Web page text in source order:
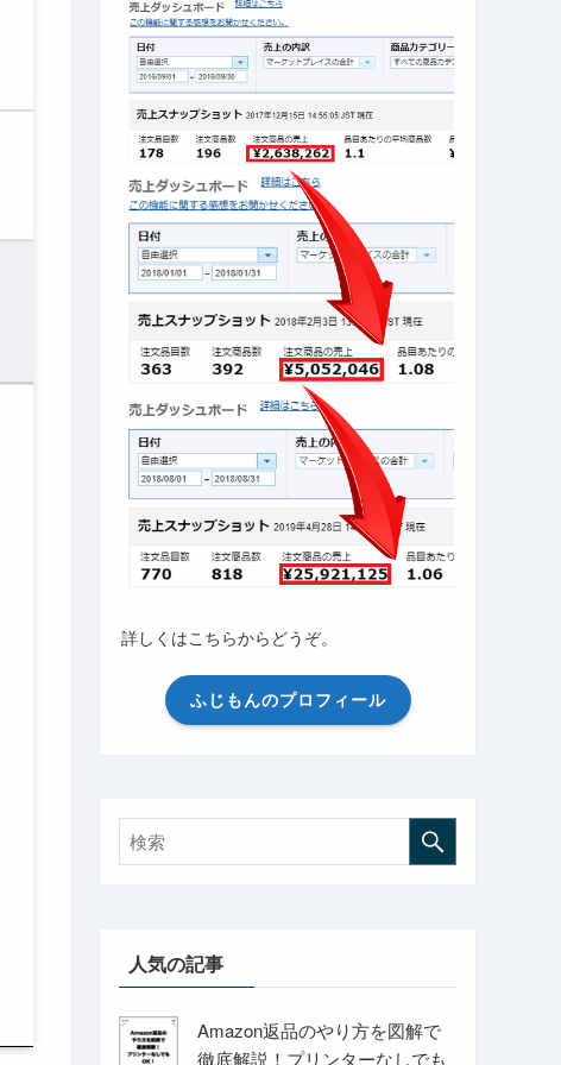
詳しくはこちらからどうぞ。
ふじもんのプロフィール
人気の記事
Amazon返品のやり方を図解で
徹底解説！プリンターなしでも